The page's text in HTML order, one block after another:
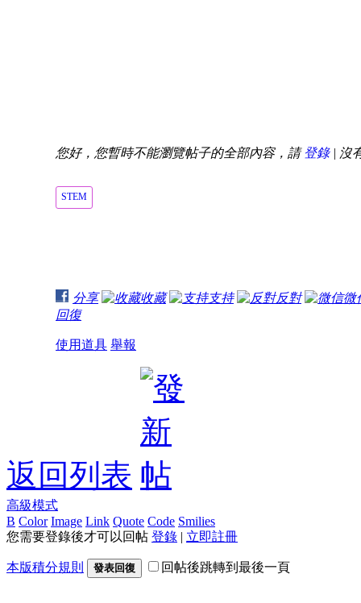
您好，您暫時不能瀏覽帖子的全部內容，請登錄| 沒
STEM
分享 收藏 支持 反對
微
回復
使用道具 舉報
返回列表
高級模式
B Color Image Link Quote Code Smilies
您需要登錄後才可以回帖 登錄 | 立即註冊
本版積分規則 發表回復 回帖後跳轉到最後一頁